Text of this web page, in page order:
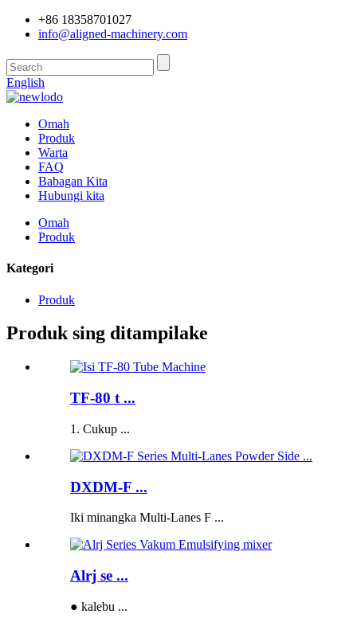
+86 18358701027
info@aligned-machinery.com
English
Omah
Produk
Warta
FAQ
Babagan Kita
Hubungi kita
Omah
Produk
Kategori
Produk
Produk sing ditampilake
TF-80 t ...
1. Cukup ...
DXDM-F ...
Iki minangka Multi-Lanes F ...
Alrj se ...
● kalebu ...